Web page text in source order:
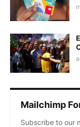
Mailchimp
Subscribe to our